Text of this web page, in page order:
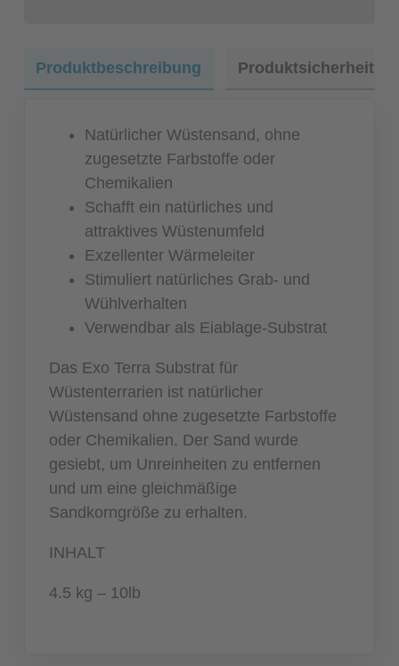
Produktbeschreibung Produktsicherheit
Natürlicher Wüstensand, ohne
zugesetzte Farbstoffe oder
Chemikalien
Schafft ein natürliches und
attraktives Wüstenumfeld
Exzellenter Wärmeleiter
Stimuliert natürliches Grab- und
Wühlverhalten
Verwendbar als Eiablage-Substrat
Das Exo Terra Substrat für
Wüstenterrarien ist natürlicher
Wüstensand ohne zugesetzte Farbstoffe
oder Chemikalien. Der Sand wurde
gesiebt, um Unreinheiten zu entfernen
und um eine gleichmäßige
Sandkorngröße zu erhalten.
INHALT
4.5 kg – 10lb